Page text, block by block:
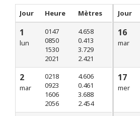
Jour Heure Mètres
1
lun
0147
0850
1530
2021
4.658
0.413
3.729
2.421
2
mar
0218
0923
1606
2056
4.606
0.461
3.688
2.454
Jour
16
mar
17
mer